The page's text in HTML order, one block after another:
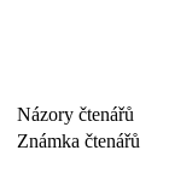
Názory čtenářů
Známka čtenářů